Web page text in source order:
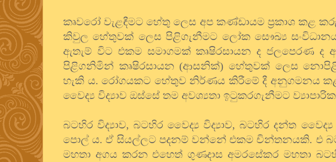
කෘවරෝ වැළඳීමට හේතු ලෙස අප කණ්ඩායම ප්‍රකාශ
කිවුල හේතුවක් ලෙස පිළිගැනීමට ලෝක සෞඛ්‍ය
ඇතැම් විට එකම සමාගමක් කෘෂිරසායන ද ජලපෙරණ
පිළිගනිමින් කෘෂිරසායන (ආසනික්) හේතුවක් ලෙස
හැකි ය. රෝගයකට හේතුව නිර්ණය කිරීමේ දී අනුගමනය
වෛද්‍ය විද්‍යාව ඔස්සේ තම අවශ්‍යතා ඉටුකරගැනීමට
බටහිර විද්‍යාව, බටහිර වෛද්‍ය විද්‍යාව, බටහිර දන්ත
පොල් ය. ඒ සියල්ලට පදනම් වන්නේ එකම චින්තනයකි. එ
මහතා අගය කරන එහෙත් ගුණදාස අමරසේකර මහතා